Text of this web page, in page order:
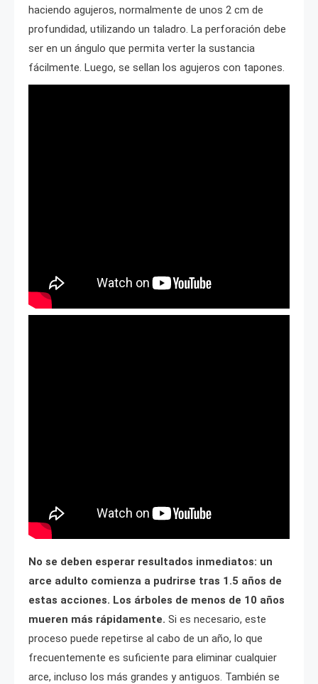
haciendo agujeros, normalmente de unos 2 cm de
profundidad, utilizando un taladro. La perforación debe
ser en un ángulo que permita verter la sustancia
fácilmente. Luego, se sellan los agujeros con tapones.
No se deben esperar resultados inmediatos: un
arce adulto comienza a pudrirse tras 1.5 años de
estas acciones. Los árboles de menos de 10 años
mueren más rápidamente. Si es necesario, este
proceso puede repetirse al cabo de un año, lo que
frecuentemente es suficiente para eliminar cualquier
arce, incluso los más grandes y antiguos. También se